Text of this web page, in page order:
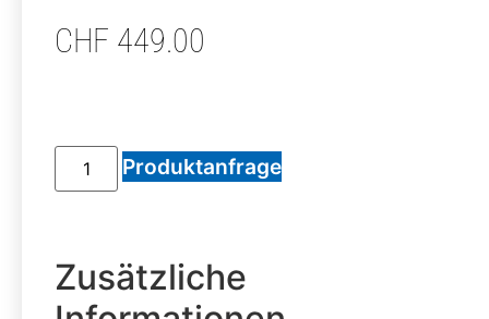
CHF 449.00
Produktanfrage
Zusätzliche